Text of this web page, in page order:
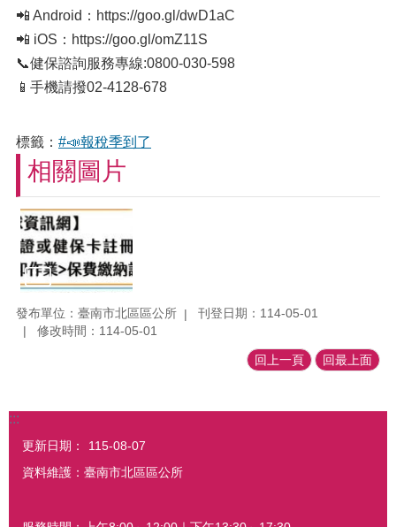
📲 Android：https://goo.gl/dwD1aC
📲 iOS：https://goo.gl/omZ11S
📞健保諮詢服務專線:0800-030-598
📱手機請撥02-4128-678
標籤： #📣報稅季到了
相關圖片
發布單位：臺南市北區區公所
刊登日期：114-05-01
修改時間：114-05-01
回上一頁 回最上面
:::
更新日期：
115-08-07
資料維護：臺南市北區區公所